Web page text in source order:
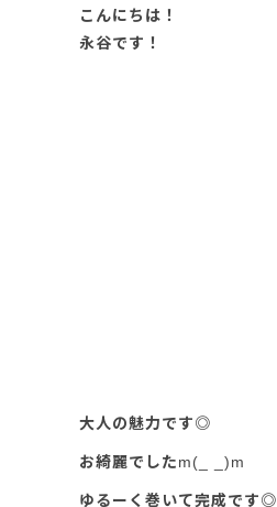
こんにちは！
永谷です！
大人の魅力です◎
お綺麗でしたm(_ _)m
ゆるーく巻いて完成です◎